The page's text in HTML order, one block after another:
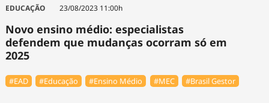
EDUCAÇÃO 23/08/2023 11:00h
Novo ensino médio: especialistas
defendem que mudanças ocorram só em
2025
#EAD #Educação #Ensino Médio #MEC #Brasil Gestor